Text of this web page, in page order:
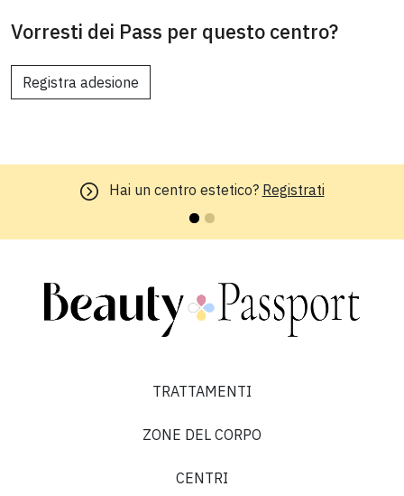
Vorresti dei Pass per questo centro?
Registra adesione
Hai un centro estetico? Registrati
TRATTAMENTI
ZONE DEL CORPO
CENTRI